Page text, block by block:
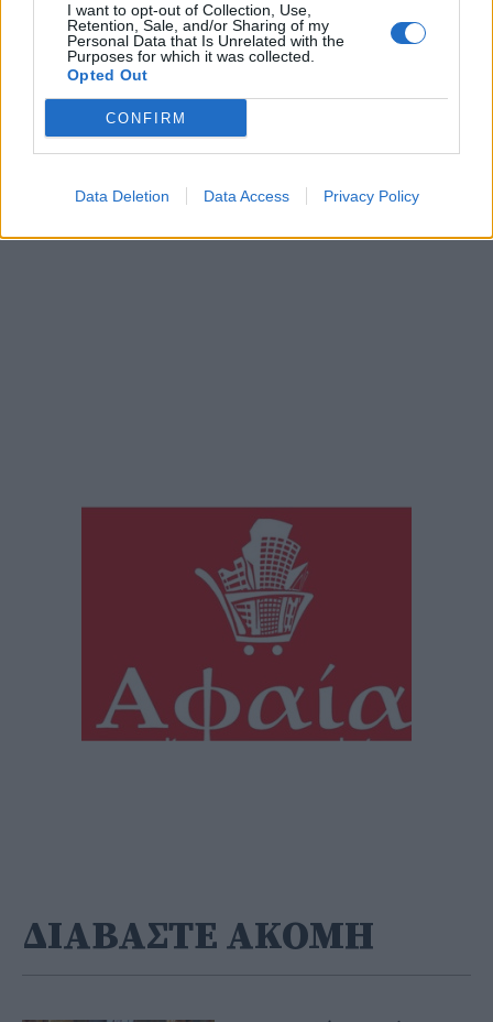
I want to opt-out of Collection, Use,
Retention, Sale, and/or Sharing of my
Personal Data that Is Unrelated with the
Purposes for which it was collected.
Opted Out
CONFIRM
Data Deletion Data Access Privacy Policy
ΔΙΑΒΑΣΤΕ ΑΚΟΜΗ